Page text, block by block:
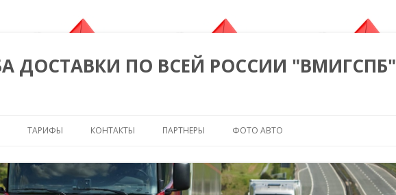
ДОСТАВКИ ПО ВСЕЙ РОССИИ "ВМИГСПБ"
ТАРИФЫ КОНТАКТЫ ПАРТНЕРЫ ФОТО АВТО